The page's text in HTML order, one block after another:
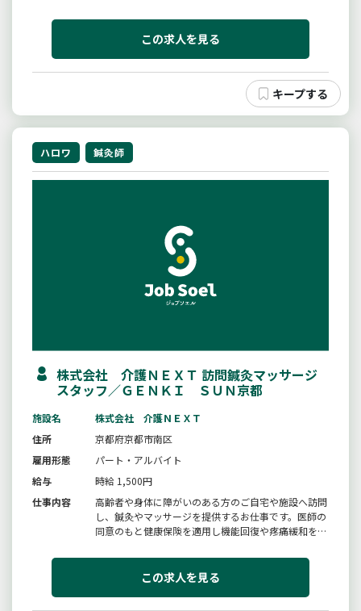
この求人を見る
ハロワ 鍼灸師
株式会社 介護ＮＥＸＴ 訪問鍼灸マッサージ
スタッフ／ＧＥＮＫＩ ＳＵＮ京都
施設名
株式会社 介護ＮＥＸＴ
住所
京都府京都市南区
雇用形態
パート・アルバイト
給与
時給 1,500円
仕事内容
高齢者や身体に障がいのある方のご自宅や施設へ訪問
し、鍼灸やマッサージを提供するお仕事です。医師の
同意のもと健康保険を適用し機能回復や疼痛緩和を目
い方へ寄り添いながら生活の質向上をサポートしま
す。施術だけでなく報告書作成や簡単な事務業務も行
この求人を見る